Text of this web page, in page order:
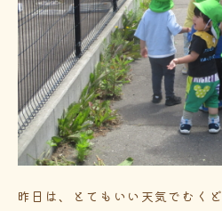
昨日は、とてもいい天気でむく